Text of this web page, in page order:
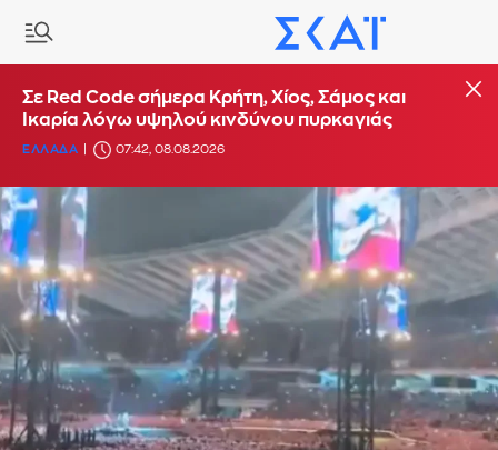
Σε Red Code σήμερα Κρήτη, Χίος, Σάμος και
Ικαρία λόγω υψηλού κινδύνου πυρκαγιάς
ΕΛΛΑΔΑ 07:42, 08.08.2026